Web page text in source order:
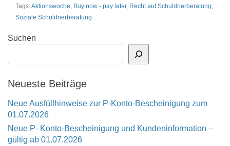
Tags:Aktionswoche Buy now - pay later, Recht auf Schuldnerberatung
Soziale Schuldnerberatung
Suchen
Neueste Beiträge
Neue Ausfüllhinweise zur P-Konto-Bescheinigung zum
01.07.2026
Neue P- Konto-Bescheinigung und Kundeninformation –
gültig ab 01.07.2026